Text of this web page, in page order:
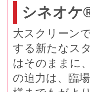
シネオケ
大スクリーン
する新たなス
はそのままに
の迫力は、臨